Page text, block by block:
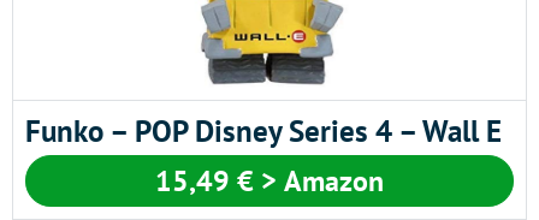
Funko – POP Disney Series 4 – Wall E
15,49 € > Amazon